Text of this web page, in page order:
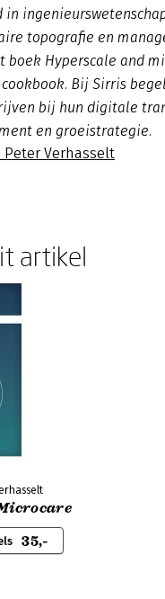
in
topografie en
boek Hyperscale and
Bij Sirris
bij hun digitale
en groeistrategie.
Peter Verhasselt
artikel
35,-